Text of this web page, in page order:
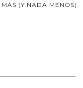
(Y NADA MENOS).